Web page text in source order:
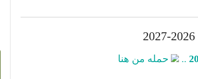
.. حمله من هنا